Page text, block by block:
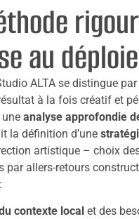
au
ALTA se distingue
à la fois créatif et
analyse approfondie
la définition d’une
artistique – choix
par allers-retours
contexte local et des